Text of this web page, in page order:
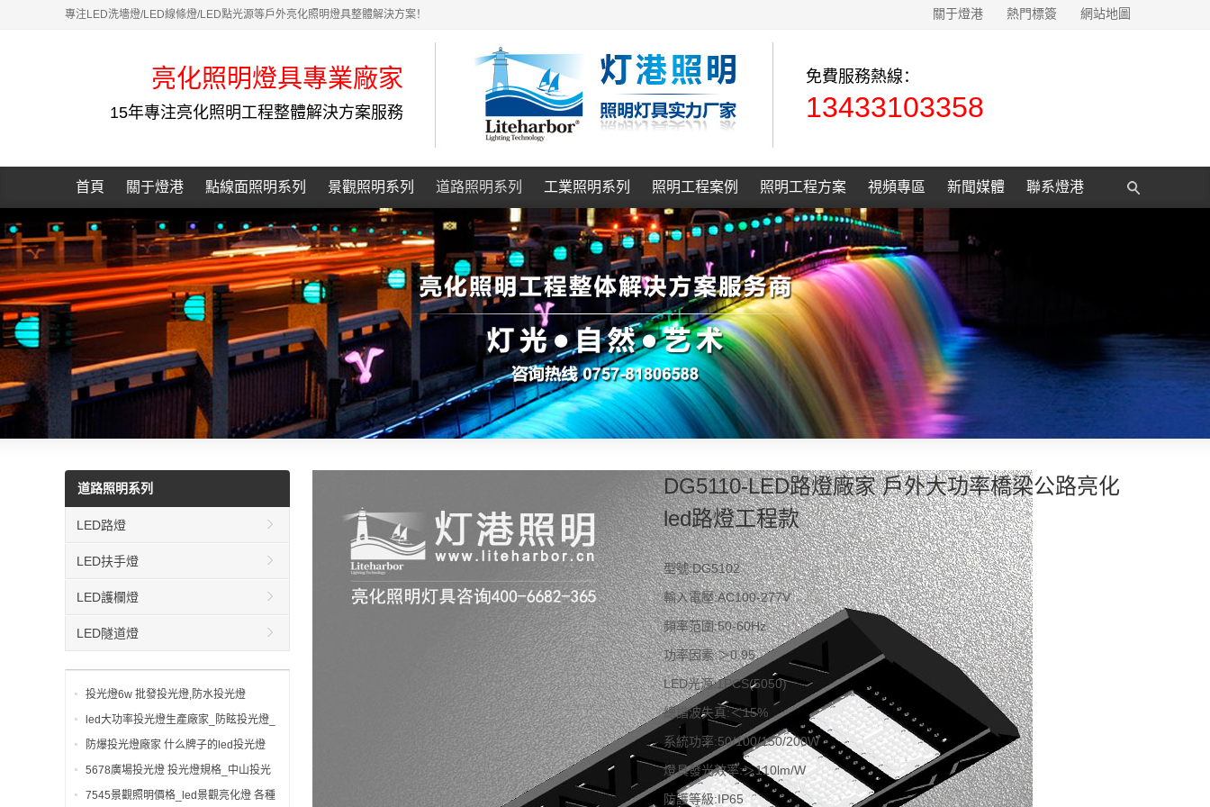
專注LED洗墻燈/LED線條燈/LED點光源等戶外亮化照明燈具整體解決方案！ 關于燈港 熱門標簽 網站地圖
亮化照明燈具專業廠家
15年專注亮化照明工程整體解決方案服務
免費服務熱線：
13433103358
首頁 關于燈港 點線面照明系列 景觀照明系列 道路照明系列 工業照明系列 照明工程案例 照明工程方案 視頻專區 新聞媒體 聯系燈港
DG5110-LED路燈廠家 戶外大功率橋梁公路亮化
led路燈工程款
型號:DG5102
輸入電壓:AC100-277V
頻率范圍:50-60Hz
功率因素:＞0.95
LED光源:1PCS(5050)
總諧波失真:＜15%
系統功率:50/100/150/200W
燈具發光效率:＞110lm/W
防護等級:IP65
道路照明系列
LED路燈
LED扶手燈
LED護欄燈
LED隧道燈
投光燈6w 批發投光燈,防水投光燈
led大功率投光燈生產廠家_防眩投光燈_
投光燈功率多少 新投光燈
防爆投光燈廠家 什么牌子的led投光燈
好 減震投光燈
5678廣場投光燈 投光燈規格_中山投光
燈_哪個品牌的投光燈
7545景觀照明價格_led景觀亮化燈 各種